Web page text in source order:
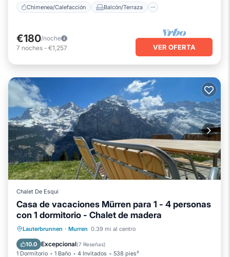
Chimenea/Calefacción Balcón/Terraza
€180/noche
7 noches - €1,257 VER OFERTA
Chalet De Esquí
Casa de vacaciones Mürren para 1 - 4 personas
con 1 dormitorio - Chalet de madera
Lauterbrunnen · Murren 0.39 mi al centro
10.0 Excepcional(7 Reseñas)
1 Dormitorio 1 Baño 4 Invitados 538 pies²
Chimenea/Calefacción
Se admiten mascotas
Cocina
Internet